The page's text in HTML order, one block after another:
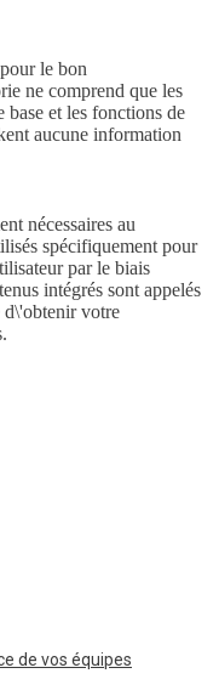
le bon
ne comprend que les
base et les fonctions de
aucune information
nécessaires au
spécifiquement pour
par le biais
intégrés sont appelés
d\'obtenir votre
de vos équipes